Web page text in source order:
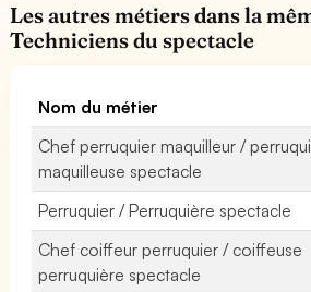
Les autres métiers dans la
Techniciens du spectacle
Nom du métier
Chef perruquier maquilleur /
maquilleuse spectacle
Perruquier / Perruquière spectacle
Chef coiffeur perruquier / coiffeuse
perruquière spectacle